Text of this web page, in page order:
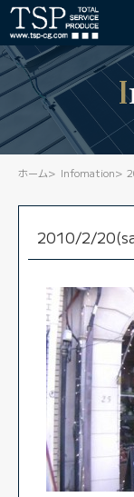
ホーム Infomation
2010/2/